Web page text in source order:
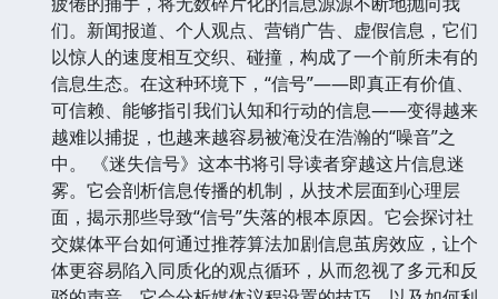
们。新闻报道、个人观点、营销广告、虚假信息，它们
以惊人的速度相互交织、碰撞，构成了一个前所未有的
信息生态。在这种环境下，“信号”——即真正有价值、
可信赖、能够指引我们认知和行动的信息——变得越来
越难以捕捉，也越来越容易被淹没在浩瀚的“噪音”之
中。 《迷失信号》这本书将引导读者穿越这片信息迷
雾。它会剖析信息传播的机制，从技术层面到心理层
面，揭示那些导致“信号”失落的根本原因。它会探讨社
交媒体平台如何通过推荐算法加剧信息茧房效应，让个
体更容易陷入同质化的观点循环，从而忽视了多元和反